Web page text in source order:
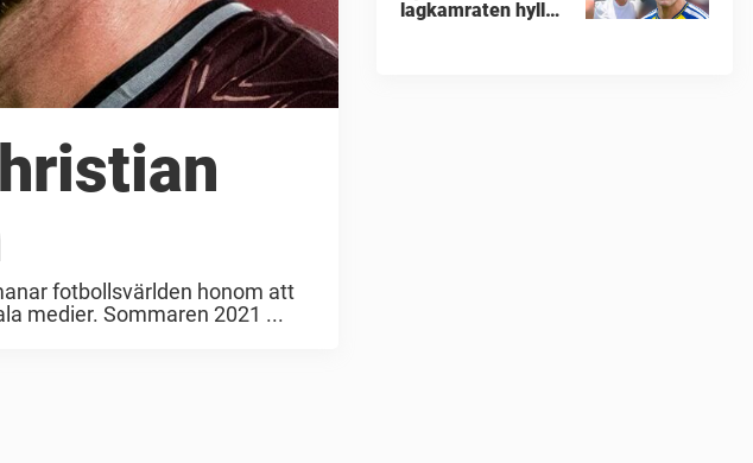
fotbollsvärlden honom att
medier. Sommaren 2021 ...
lagkamraten hyllas